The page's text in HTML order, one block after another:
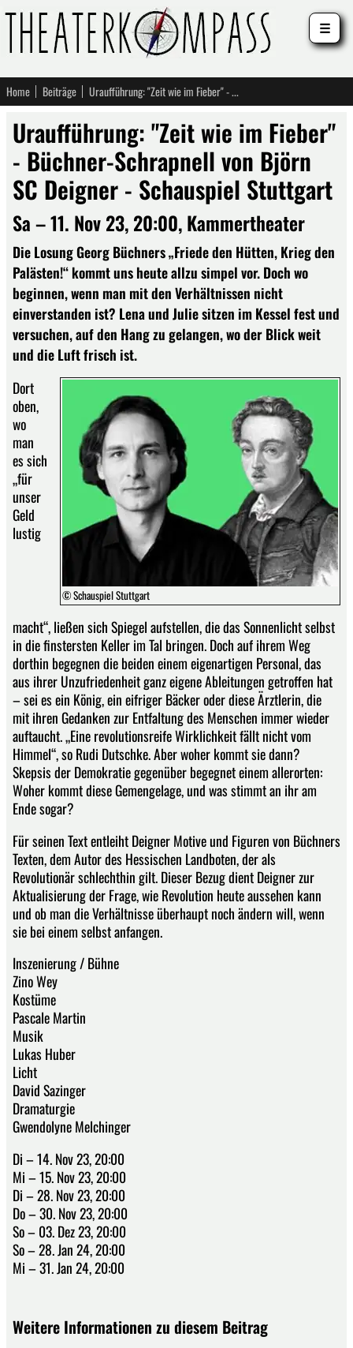
Home Beiträge Uraufführung: "Zeit wie im Fieber" - Büchner-Schrapnell von Björn SC Deigner - Schauspiel Stuttgart
Uraufführung: "Zeit wie im Fieber"
- Büchner-Schrapnell von Björn
SC Deigner - Schauspiel Stuttgart
Sa – 11. Nov 23, 20:00, Kammertheater
Die Losung Georg Büchners „Friede den Hütten, Krieg den
Palästen!“ kommt uns heute allzu simpel vor. Doch wo
beginnen, wenn man mit den Verhältnissen nicht
einverstanden ist? Lena und Julie sitzen im Kessel fest und
versuchen, auf den Hang zu gelangen, wo der Blick weit
und die Luft frisch ist.
© Schauspiel Stuttgart
Dort
oben,
wo
man
es sich
„für
unser
Geld
lustig
macht“, ließen sich Spiegel aufstellen, die das Sonnenlicht selbst
in die finstersten Keller im Tal bringen. Doch auf ihrem Weg
dorthin begegnen die beiden einem eigenartigen Personal, das
aus ihrer Unzufriedenheit ganz eigene Ableitungen getroffen hat
– sei es ein König, ein eifriger Bäcker oder diese Ärztlerin, die
mit ihren Gedanken zur Entfaltung des Menschen immer wieder
auftaucht. „Eine revolutionsreife Wirklichkeit fällt nicht vom
Himmel“, so Rudi Dutschke. Aber woher kommt sie dann?
Skepsis der Demokratie gegenüber begegnet einem allerorten:
Woher kommt diese Gemengelage, und was stimmt an ihr am
Ende sogar?
Für seinen Text entleiht Deigner Motive und Figuren von Büchners
Texten, dem Autor des Hessischen Landboten, der als
Revolutionär schlechthin gilt. Dieser Bezug dient Deigner zur
Aktualisierung der Frage, wie Revolution heute aussehen kann
und ob man die Verhältnisse überhaupt noch ändern will, wenn
sie bei einem selbst anfangen.
Inszenierung / Bühne
Zino Wey
Kostüme
Pascale Martin
Musik
Lukas Huber
Licht
David Sazinger
Dramaturgie
Gwendolyne Melchinger
Di – 14. Nov 23, 20:00
Mi – 15. Nov 23, 20:00
Di – 28. Nov 23, 20:00
Do – 30. Nov 23, 20:00
So – 03. Dez 23, 20:00
So – 28. Jan 24, 20:00
Mi – 31. Jan 24, 20:00
Weitere Informationen zu diesem Beitrag
☰